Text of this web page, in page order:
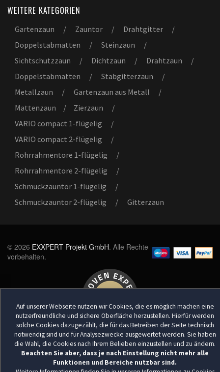
WEITERE KATEGORIEN
Gartenzaun / Zauntor / Drahtgitter
/
Doppelstabmatten
/ Steinzaun
/
Sichtschutzzaun
/ Dichtzaun / Drahtzaun
/
Doppelstabmatten
/ Stabgitterzaun
/
Metallzaun
/ Gartenzaun aus Metall
/
Mattenzaun
/ Zierzaun
/
VARIO compact 1-flügelig
/
VARIO compact 2-flügelig
/
Rohrrahmentore 1-flügelig
/
Rohrrahmentore 2-flügelig
/
Schmuckzauntor 1-flügelig
/
Schmuckzauntor 2-flügelig
/ Gitterzaun
© 2026 EXXPERT Projekt GmbH. Alle Rechte
vorbehalten.
Auf unserer Webseite nutzen wir Cookies, die es möglich machen eine
nutzerfreundliche und sichere Oberfläche herzustellen. Hierfür werden
solche Cookies dazugezählt, die für das Betreiben der Seite technisch
notwendig sind und für Analysezwecke ausgewertet werden. Sie haben
die Wahl, die Cookies nach Ihrem Belieben einzustellen und zu ändern.
Beachten Sie aber, dass je nach Einstellung nicht mehr alle
Funktionen und Bereiche nutzbar sind.